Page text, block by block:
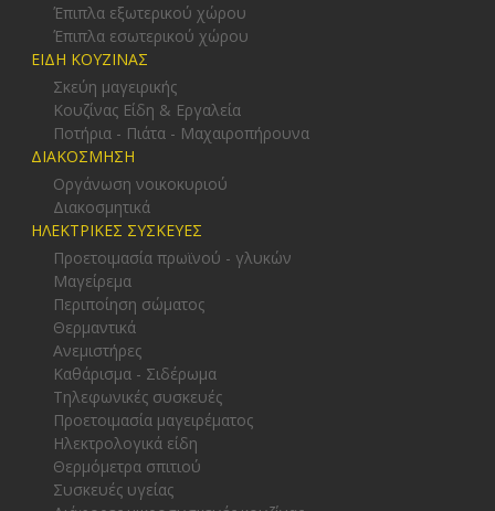
Έπιπλα εξωτερικού χώρου
Έπιπλα εσωτερικού χώρου
ΕΙΔΗ ΚΟΥΖΙΝΑΣ
Σκεύη μαγειρικής
Κουζίνας Είδη & Εργαλεία
Ποτήρια - Πιάτα - Μαχαιροπήρουνα
ΔΙΑΚΟΣΜΗΣΗ
Οργάνωση νοικοκυριού
Διακοσμητικά
ΗΛΕΚΤΡΙΚΕΣ ΣΥΣΚΕΥΕΣ
Προετοιμασία πρωϊνού - γλυκών
Μαγείρεμα
Περιποίηση σώματος
Θερμαντικά
Ανεμιστήρες
Καθάρισμα - Σιδέρωμα
Τηλεφωνικές συσκευές
Προετοιμασία μαγειρέματος
Ηλεκτρολογικά είδη
Θερμόμετρα σπιτιού
Συσκευές υγείας